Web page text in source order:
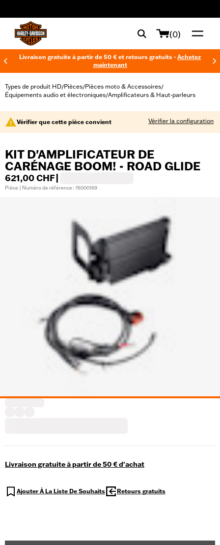
(0)
Livraison gratuite à partir de 50 € et retours gratuits - Achetez
maintenant
Types de produit HD/Pièces/Pièces moto & Accessoires/
Équipements audio et électroniques/Amplificateurs & Haut-parleurs
Vérifier que cette pièce convient Vérifier la configuration
KIT D'AMPLIFICATEUR DE
CARÉNAGE BOOM! - ROAD GLIDE
621,00 CHF
Pièce | Numéro de référence : 76000169
Livraison gratuite à partir de 50 € d'achat
Ajouter À La Liste De Souhaits Retours gratuits